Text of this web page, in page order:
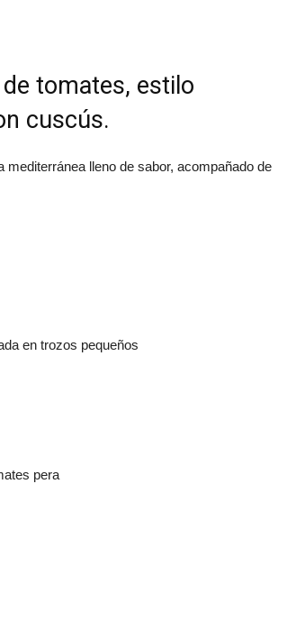
tomates, estilo
cuscús.
lleno de sabor, acompañado de
en trozos pequeños
pera